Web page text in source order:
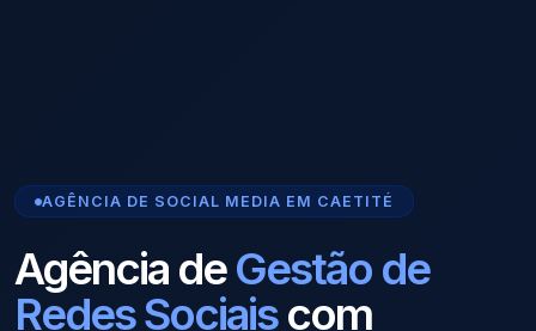
AGÊNCIA DE SOCIAL MEDIA EM CAETITÉ
Agência deGestão de
Redes Sociaiscom